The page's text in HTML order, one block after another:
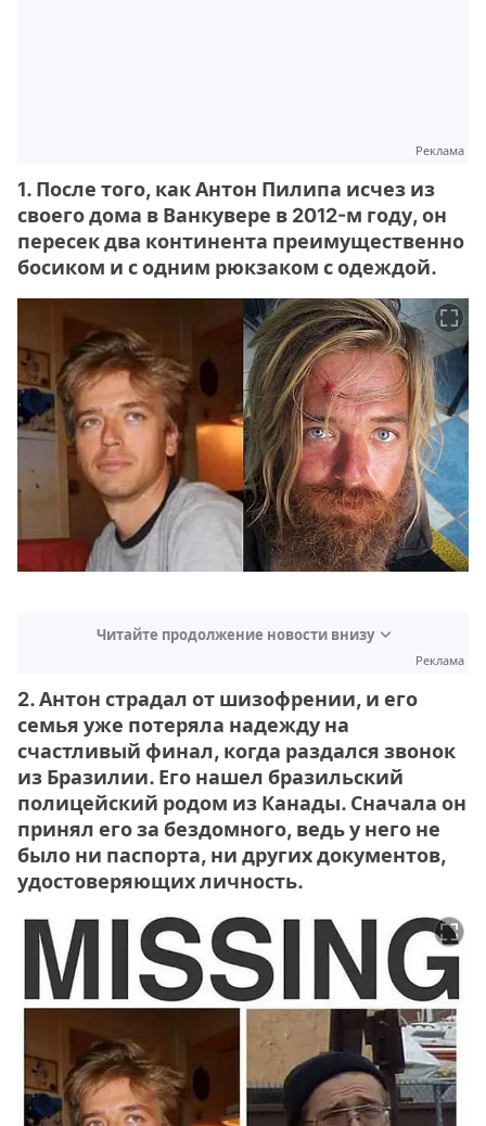
Реклама
1. После того, как Антон Пилипа исчез из
своего дома в Ванкувере в 2012-м году, он
пересек два континента преимущественно
босиком и с одним рюкзаком с одеждой.
Читайте продолжение новости внизу
Реклама
2. Антон страдал от шизофрении, и его
семья уже потеряла надежду на
счастливый финал, когда раздался звонок
из Бразилии. Его нашел бразильский
полицейский родом из Канады. Сначала он
принял его за бездомного, ведь у него не
было ни паспорта, ни других документов,
удостоверяющих личность.